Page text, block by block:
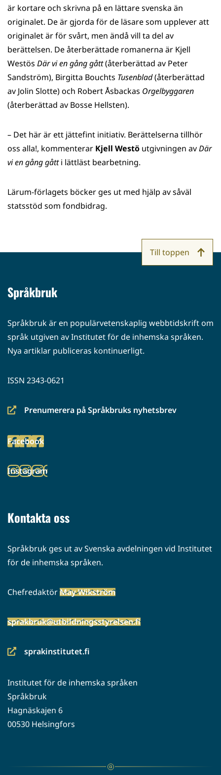
är kortare och skrivna på en lättare svenska än
originalet. De är gjorda för de läsare som upplever att
originalet är för svårt, men ändå vill ta del av
berättelsen. De återberättade romanerna är Kjell
Westös Där vi en gång gått(återberättad av Peter
Sandström), Birgitta Bouchts Tusenblad(återberättad
av Jolin Slotte) och Robert Åsbackas Orgelbyggaren
(återberättad av Bosse Hellsten).
– Det här är ett jättefint initiativ. Berättelserna tillhör
oss alla!, kommenterar Kjell Westö utgivningen avDär
vi en gång gåtti lättläst bearbetning.
Lärum-förlagets böcker ges ut med hjälp av såväl
statsstöd som fondbidrag.
Språkbruk
Språkbruk är en populärvetenskaplig webbtidskrift om
språk utgiven av Institutet för de inhemska språken.
Nya artiklar publiceras kontinuerligt.
ISSN 2343-0621
Prenumerera på Språkbruks nyhetsbrev
(siirryt
palveluun)
Facebook
(siirryt
palveluun)
Instagram
(siirryt
Kontakta oss
Språkbruk ges ut av Svenska avdelningen vid Institutet
för de inhemska språken.
ChefredaktörMay Wikström
sprakbruk@utbildningsstyrelsen.fi
sprakinstitutet.fi
(siirryt
palveluun)
Institutet för de inhemska språken
Språkbruk
Hagnäskajen 6
00530 Helsingfors
Till toppen